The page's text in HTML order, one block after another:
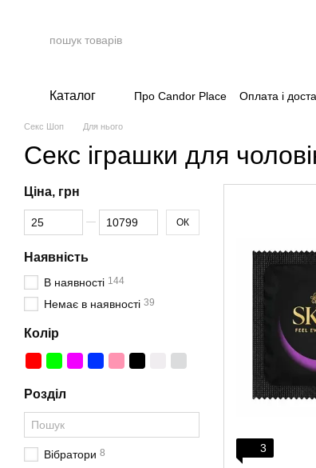
Каталог Про Candor Place Оплата і
Секс Шоп Для нього
Cекс іграшки для
3
Ціна, грн
Від Ціна, грн
До Ціна, грн ОК
Наявність
В наявності 144
Немає в наявності 39
Колір
Розділ
Вібратори 8